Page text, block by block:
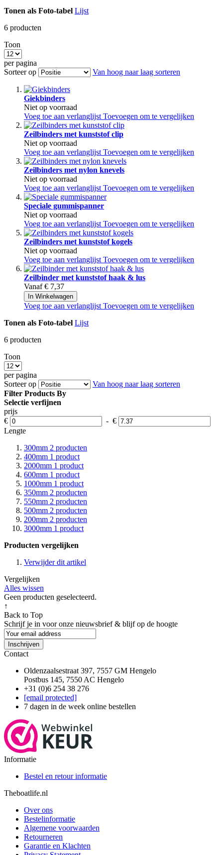
Tonen als Foto-tabel Lijst
6 producten
Toon
per pagina
Sorteer op
Van hoog naar laag sorteren
Giekbinders
Niet op voorraad
Voeg toe aan verlanglijst Toevoegen om te vergelijken
Zeilbinders met kunststof clip
Niet op voorraad
Voeg toe aan verlanglijst Toevoegen om te vergelijken
Zeilbinders met nylon knevels
Niet op voorraad
Voeg toe aan verlanglijst Toevoegen om te vergelijken
Speciale gummispanner
Niet op voorraad
Voeg toe aan verlanglijst Toevoegen om te vergelijken
Zeilbinders met kunststof kogels
Niet op voorraad
Voeg toe aan verlanglijst Toevoegen om te vergelijken
Zeilbinder met kunststof haak & lus
Vanaf € 7,37
In Winkelwagen
Voeg toe aan verlanglijst Toevoegen om te vergelijken
Tonen als Foto-tabel Lijst
6 producten
Toon
per pagina
Sorteer op
Van hoog naar laag sorteren
Filter Products By
Selectie verfijnen
prijs
€
- €
Lengte
300mm 2 producten
400mm 1 product
2000mm 1 product
600mm 1 product
1000mm 1 product
350mm 2 producten
550mm 2 producten
500mm 2 producten
200mm 2 producten
3000mm 1 product
Producten vergelijken
Verwijder dit artikel
Vergelijken
Alles wissen
Geen producten geselecteerd.
↑
Back to Top
Schrijf je in voor onze nieuwsbrief & blijf op de hoogte
Inschrijven
Contact
Oldenzaalsestraat 397, 7557 GM Hengelo
Postbus 145, 7550 AC Hengelo
+31 (0)6 254 38 276
[email protected]
7 dagen in de week online bestellen
Informatie
Bestel en retour informatie
Theboatlife.nl
Over ons
Bestelinformatie
Algemene voorwaarden
Retourneren
Garantie en Klachten